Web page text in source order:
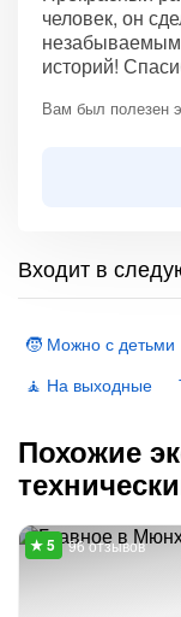
человек, он
историй!
Вам был полезен
Входит в
🧒 Можно с детьми
🧘 На выходные
Похожие
96 отзывов